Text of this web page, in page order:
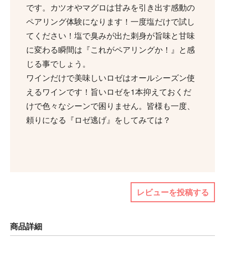
です。カツオやマグロは甘みを引き出す感動の
ペアリング体験になります！一度塩だけで試し
てください！塩で臭みが出た刺身が旨味と甘味
に変わる瞬間は『これがペアリングか！』と感
じる事でしょう。
ワインだけで美味しいロゼはオールシーズン使
えるワインです！旨いロゼを1本抑えておくだ
けで色々なシーンで困りません。皆様も一度、
頼りになる『ロゼ逃げ』をしてみては？
レビューを投稿する
商品詳細